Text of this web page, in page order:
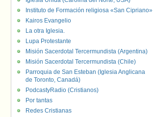
Instituto de Formación religiosa «San Cipriano»
Kairos Evangelio
La otra Iglesia.
Lupa Protestante
Misión Sacerdotal Tercermundista (Argentina)
Misión Sacerdotal Tercermundista (Chile)
Parroquia de San Esteban (Iglesia Anglicana
de Toronto, Canadá)
PodcastyRadio (Cristianos)
Por tantas
Redes Cristianas